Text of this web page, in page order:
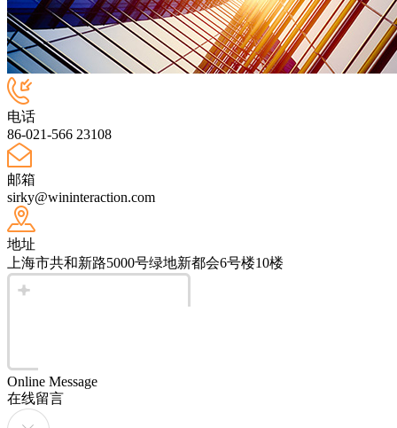
电话
86-021-566 23108
邮箱
sirky@wininteraction.com
地址
上海市共和新路5000号绿地新都会6号楼10楼
Online Message
在线留言